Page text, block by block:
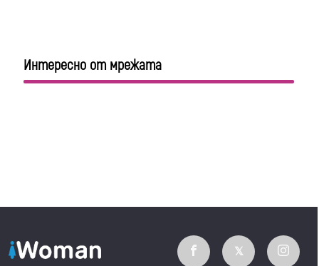
Интересно от мрежата